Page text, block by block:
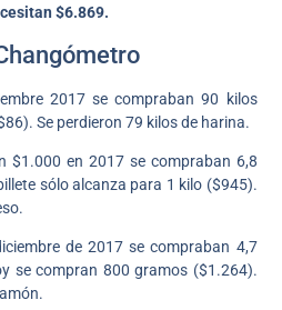
$6.869.
2017 se compraban 90 kilos
Se perdieron 79 kilos de harina.
$1.000 en 2017 se compraban 6,8
sólo alcanza para 1 kilo ($945).
de 2017 se compraban 4,7
se compran 800 gramos ($1.264).